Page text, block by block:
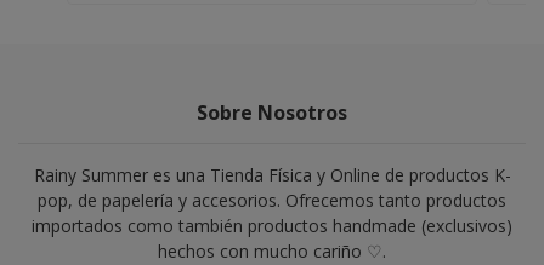
Sobre Nosotros
Rainy Summer es una Tienda Física y Online de productos K-
pop, de papelería y accesorios. Ofrecemos tanto productos
importados como también productos handmade (exclusivos)
hechos con mucho cariño ♡.